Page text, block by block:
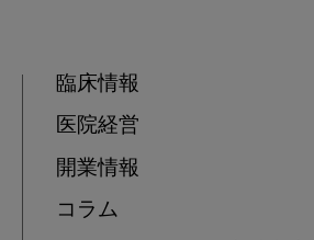
臨床情報
医院経営
開業情報
コラム